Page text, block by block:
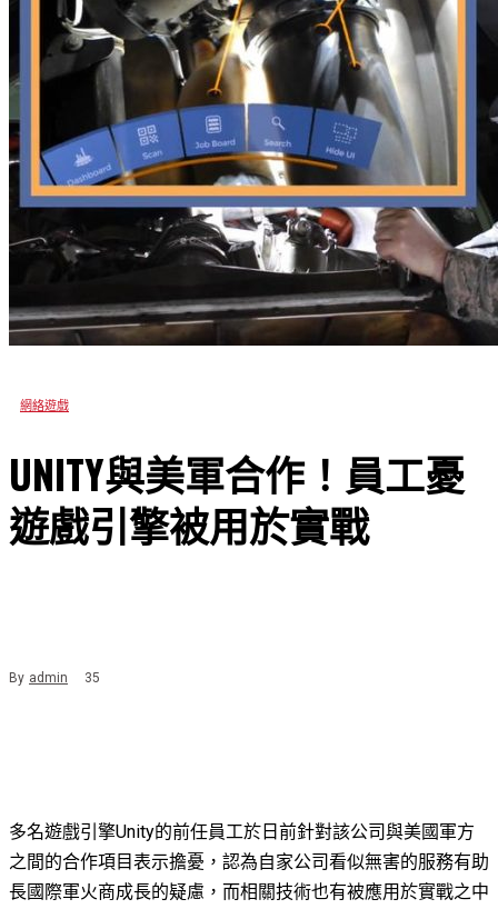
網絡遊戲
UNITY與美軍合作！員工憂
遊戲引擎被用於實戰
By admin 35
多名遊戲引擎Unity的前任員工於日前針對該公司與美國軍方
之間的合作項目表示擔憂，認為自家公司看似無害的服務有助
長國際軍火商成長的疑慮，而相關技術也有被應用於實戰之中